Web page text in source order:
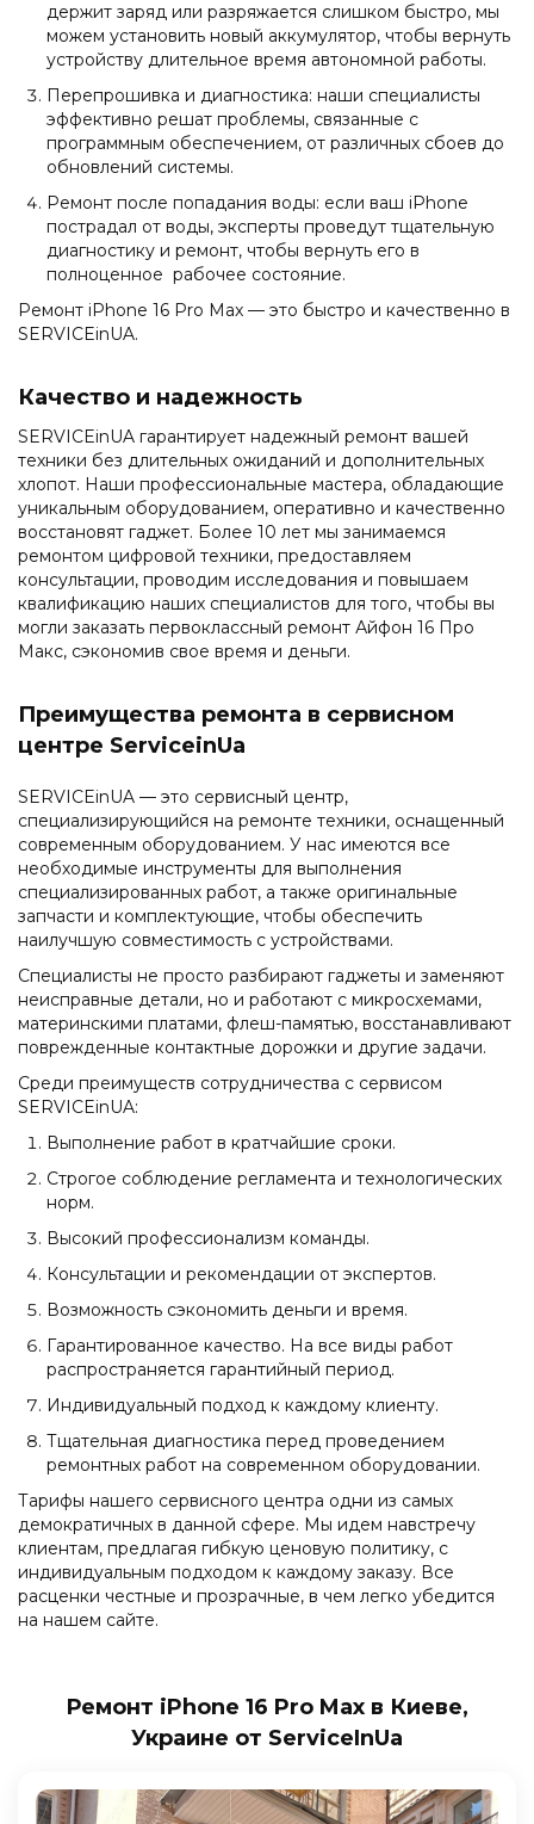
держит заряд или разряжается слишком быстро, мы
можем установить новый аккумулятор, чтобы вернуть
устройству длительное время автономной работы.
Перепрошивка и диагностика: наши специалисты
эффективно решат проблемы, связанные с
программным обеспечением, от различных сбоев до
обновлений системы.
Ремонт после попадания воды: если ваш iPhone
пострадал от воды, эксперты проведут тщательную
диагностику и ремонт, чтобы вернуть его в
полноценное рабочее состояние.
Ремонт iPhone 16 Pro Max — это быстро и качественно в
SERVICEinUA.
Качество и надежность
SERVICEinUA гарантирует надежный ремонт вашей
техники без длительных ожиданий и дополнительных
хлопот. Наши профессиональные мастера, обладающие
уникальным оборудованием, оперативно и качественно
восстановят гаджет. Более 10 лет мы занимаемся
ремонтом цифровой техники, предоставляем
консультации, проводим исследования и повышаем
квалификацию наших специалистов для того, чтобы вы
могли заказать первоклассный ремонт Айфон 16 Про
Макс, сэкономив свое время и деньги.
Преимущества ремонта в сервисном
центре ServiceinUa
SERVICEinUA — это сервисный центр,
специализирующийся на ремонте техники, оснащенный
современным оборудованием. У нас имеются все
необходимые инструменты для выполнения
специализированных работ, а также оригинальные
запчасти и комплектующие, чтобы обеспечить
наилучшую совместимость с устройствами.
Специалисты не просто разбирают гаджеты и заменяют
неисправные детали, но и работают с микросхемами,
материнскими платами, флеш-памятью, восстанавливают
поврежденные контактные дорожки и другие задачи.
Среди преимуществ сотрудничества с сервисом
SERVICEinUA:
Выполнение работ в кратчайшие сроки.
Строгое соблюдение регламента и технологических
норм.
Высокий профессионализм команды.
Консультации и рекомендации от экспертов.
Возможность сэкономить деньги и время.
Гарантированное качество. На все виды работ
распространяется гарантийный период.
Индивидуальный подход к каждому клиенту.
Тщательная диагностика перед проведением
ремонтных работ на современном оборудовании.
Тарифы нашего сервисного центра одни из самых
демократичных в данной сфере. Мы идем навстречу
клиентам, предлагая гибкую ценовую политику, с
индивидуальным подходом к каждому заказу. Все
расценки честные и прозрачные, в чем легко убедится
на нашем сайте.
Ремонт iPhone 16 Pro Max в Киеве,
Украине от ServiceInUa